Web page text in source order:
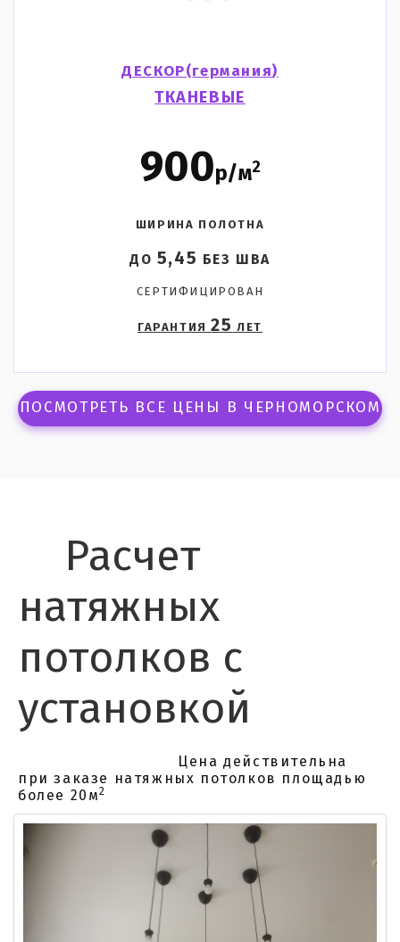
ДЕСКОР(германия)
ТКАНЕВЫЕ
900р/м2
ШИРИНА ПОЛОТНА
ДО 5,45 БЕЗ ШВА
СЕРТИФИЦИРОВАН
ГАРАНТИЯ25 ЛЕТ
ПОСМОТРЕТЬ ВСЕ ЦЕНЫ В ЧЕРНОМОРСКОМ
Расчет
натяжных
потолков с
установкой
Цена действительна
при заказе натяжных потолков площадью
более 20м2